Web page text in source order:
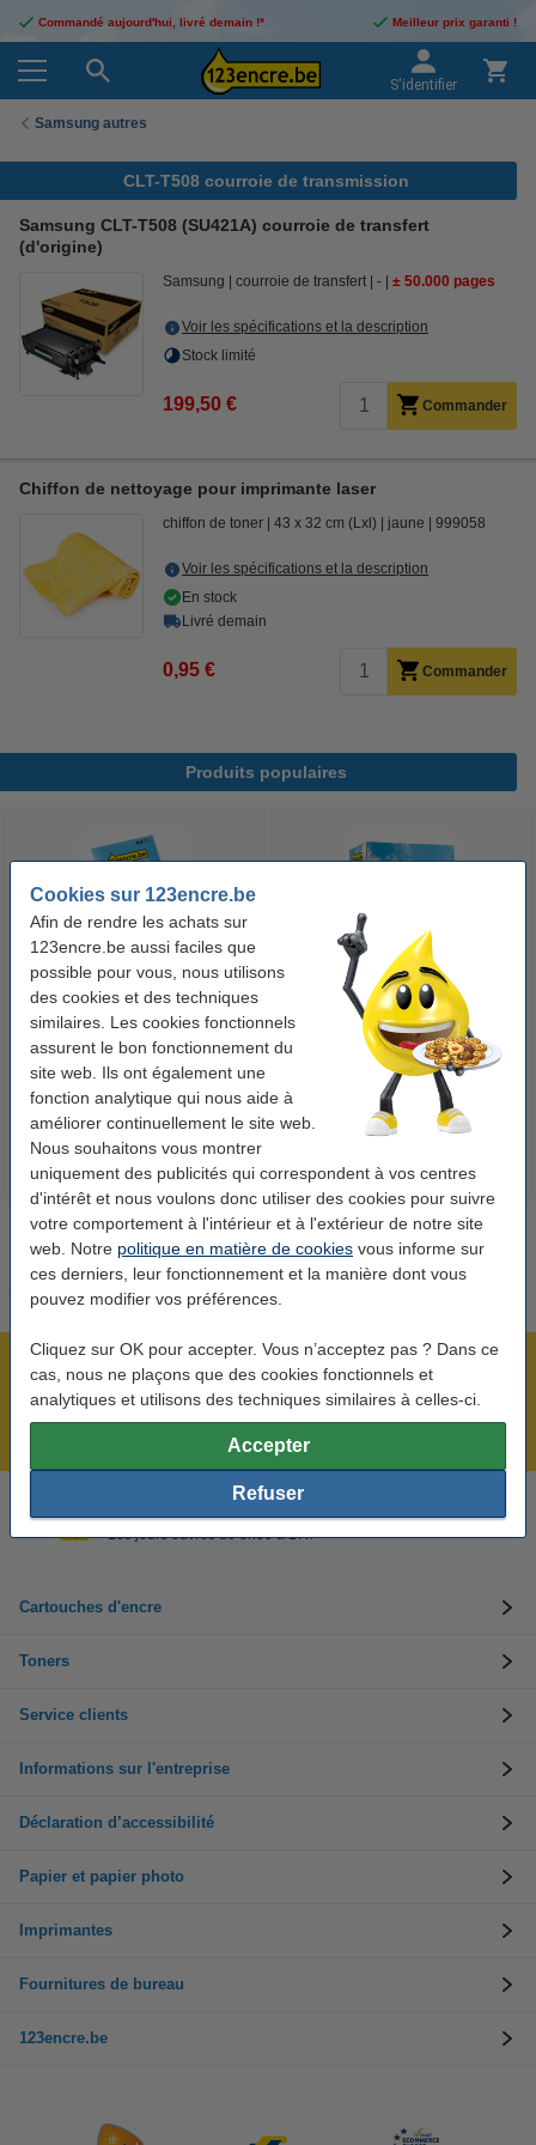
Cookies sur 123encre.be
Afin de rendre les achats sur
123encre.be aussi faciles que
possible pour vous, nous utilisons
des cookies et des techniques
similaires. Les cookies fonctionnels
assurent le bon fonctionnement du
site web. Ils ont également une
fonction analytique qui nous aide à
améliorer continuellement le site web.
Nous souhaitons vous montrer
uniquement des publicités qui correspondent à vos centres
d'intérêt et nous voulons donc utiliser des cookies pour suivre
votre comportement à l'intérieur et à l'extérieur de notre site
web. Notre politique en matière de cookies vous informe sur
ces derniers, leur fonctionnement et la manière dont vous
pouvez modifier vos préférences.
Cliquez sur OK pour accepter. Vous n’acceptez pas ? Dans ce
cas, nous ne plaçons que des cookies fonctionnels et
analytiques et utilisons des techniques similaires à celles-ci.
Accepter
Refuser
Commandé aujourd'hui, livré demain !* Meilleur prix garanti !
S'identifier
Samsung autres
CLT-T508 courroie de transmission
Samsung CLT-T508 (SU421A) courroie de transfert
(d'origine)
Samsung courroie de transfert - ± 50.000 pages
Voir les spécifications et la description
Stock limité
199,50 € Commander
Chiffon de nettoyage pour imprimante laser
chiffon de toner 43 x 32 cm (Lxl) jaune 999058
Voir les spécifications et la description
En stock
Livré demain
0,95 € Commander
Produits populaires
123encre papier d'impression 1
ramette de 500 feuilles A4 - 80
g/m²
7,25 € Inclus : 21% de TVA
123encre papier d'impression 1
boîte de 2500 feuilles A4 - 80
g/m²
Inclus : 21% de TVA
Plus de 5 millions de clients !
Commandé avant 22h00, livré demain !
Besoin d’aide ? Appelez-nous au +32 (0)9 39 64 123
Les jours ouvrés de 8h30 à 17h
Cartouches d'encre
Toners
Service clients
Informations sur l'entreprise
Déclaration d’accessibilité
Papier et papier photo
Imprimantes
Fournitures de bureau
123encre.be